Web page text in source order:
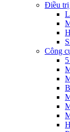
Điều trị
Công